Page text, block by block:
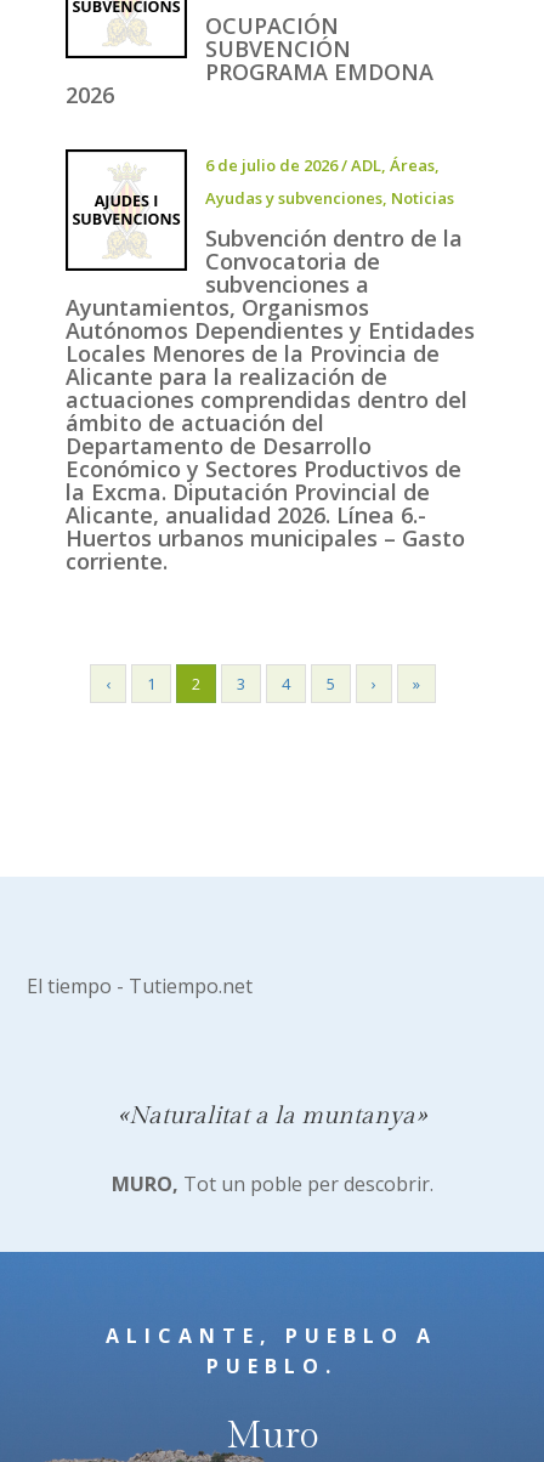
OCUPACIÓN
SUBVENCIÓN
PROGRAMA EMDONA
2026
6 de julio de 2026/ADL, Áreas,
Ayudas y subvenciones, Noticias
Subvención dentro de la
Convocatoria de
subvenciones a
Ayuntamientos, Organismos
Autónomos Dependientes y Entidades
Locales Menores de la Provincia de
Alicante para la realización de
actuaciones comprendidas dentro del
ámbito de actuación del
Departamento de Desarrollo
Económico y Sectores Productivos de
la Excma. Diputación Provincial de
Alicante, anualidad 2026. Línea 6.-
Huertos urbanos municipales – Gasto
corriente.
‹ 1 2 3 4 5 › »
El tiempo - Tutiempo.net
«Naturalitat a la muntanya»
MURO, Tot un poble per descobrir.
ALICANTE, PUEBLO A
PUEBLO.
Muro